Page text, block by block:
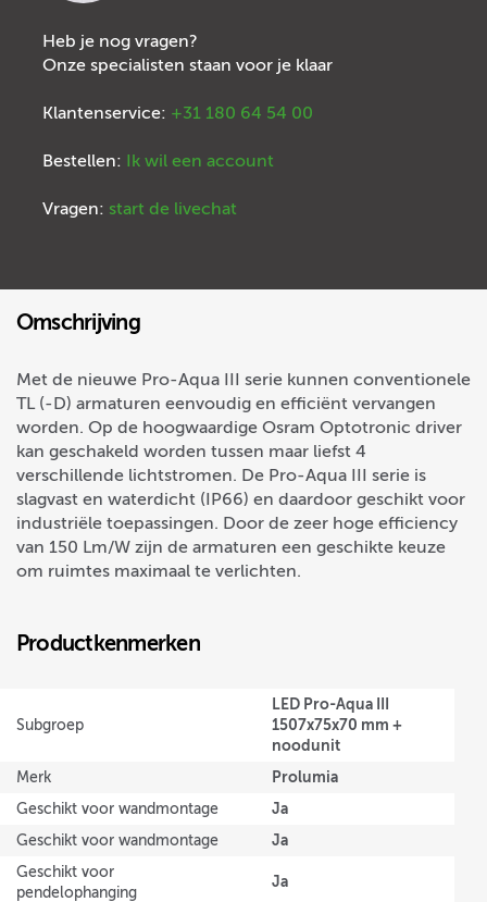
Heb je nog vragen?
Onze specialisten staan voor je klaar
Klantenservice: +31 180 64 54 00
Bestellen: Ik wil een account
Vragen: start de livechat
Omschrijving
Met de nieuwe Pro-Aqua III serie kunnen conventionele
TL (-D) armaturen eenvoudig en efficiënt vervangen
worden. Op de hoogwaardige Osram Optotronic driver
kan geschakeld worden tussen maar liefst 4
verschillende lichtstromen. De Pro-Aqua III serie is
slagvast en waterdicht (IP66) en daardoor geschikt voor
industriële toepassingen. Door de zeer hoge efficiency
van 150 Lm/W zijn de armaturen een geschikte keuze
om ruimtes maximaal te verlichten.
Productkenmerken
Subgroep
LED Pro-Aqua III
1507x75x70 mm +
noodunit
Merk Prolumia
Geschikt voor wandmontage Ja
Geschikt voor wandmontage Ja
Geschikt voor
pendelophanging
Ja